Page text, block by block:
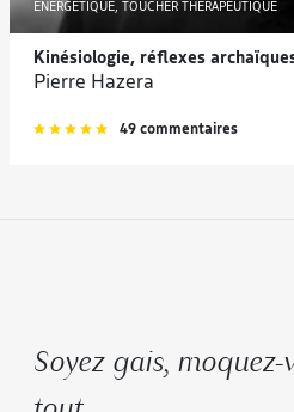
ENERGÉTIQUE, TOUCHER THÉRAPEUTIQUE
Kinésiologie, réflexes
Pierre Hazera
49 commentaires
Soyez gais, moquez-